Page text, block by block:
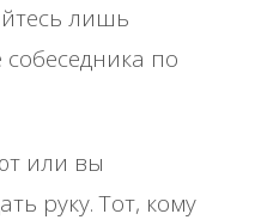
лишь
по
или вы
руку. Тот, кому